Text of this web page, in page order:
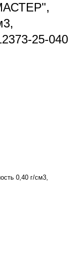
25-040
0,40 г/см3,